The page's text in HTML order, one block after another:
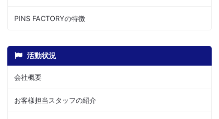
PINS FACTORYの特徴
活動状況
会社概要
お客様担当スタッフの紹介